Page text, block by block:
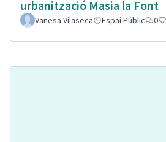
urbanització Masia la Font
Vanesa Vilaseca Espai Públic 0